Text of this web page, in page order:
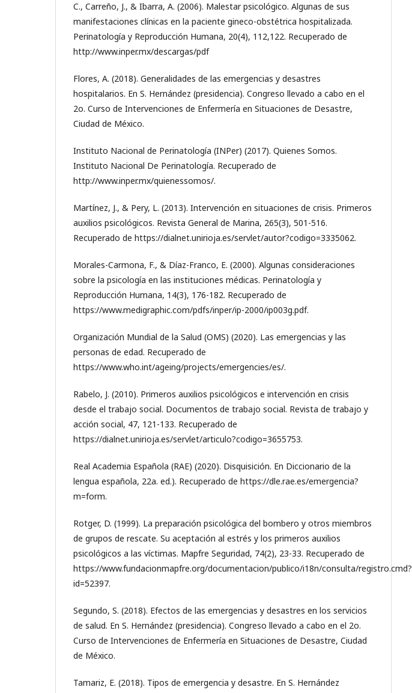
C., Carreño, J., & Ibarra, A. (2006). Malestar psicológico. Algunas de sus
manifestaciones clínicas en la paciente gineco-obstétrica hospitalizada.
Perinatología y Reproducción Humana, 20(4), 112,122. Recuperado de
http://www.inper.mx/descargas/pdf
Flores, A. (2018). Generalidades de las emergencias y desastres
hospitalarios. En S. Hernández (presidencia). Congreso llevado a cabo en el
2o. Curso de Intervenciones de Enfermería en Situaciones de Desastre,
Ciudad de México.
Instituto Nacional de Perinatología (INPer) (2017). Quienes Somos.
Instituto Nacional De Perinatología. Recuperado de
http://www.inper.mx/quienessomos/.
Martínez, J., & Pery, L. (2013). Intervención en situaciones de crisis. Primeros
auxilios psicológicos. Revista General de Marina, 265(3), 501-516.
Recuperado de https://dialnet.unirioja.es/servlet/autor?codigo=3335062.
Morales-Carmona, F., & Díaz-Franco, E. (2000). Algunas consideraciones
sobre la psicología en las instituciones médicas. Perinatología y
Reproducción Humana, 14(3), 176-182. Recuperado de
https://www.medigraphic.com/pdfs/inper/ip-2000/ip003g.pdf.
Organización Mundial de la Salud (OMS) (2020). Las emergencias y las
personas de edad. Recuperado de
https://www.who.int/ageing/projects/emergencies/es/.
Rabelo, J. (2010). Primeros auxilios psicológicos e intervención en crisis
desde el trabajo social. Documentos de trabajo social. Revista de trabajo y
acción social, 47, 121-133. Recuperado de
https://dialnet.unirioja.es/servlet/articulo?codigo=3655753.
Real Academia Española (RAE) (2020). Disquisición. En Diccionario de la
lengua española, 22a. ed.). Recuperado de https://dle.rae.es/emergencia?
m=form.
Rotger, D. (1999). La preparación psicológica del bombero y otros miembros
de grupos de rescate. Su aceptación al estrés y los primeros auxilios
psicológicos a las víctimas. Mapfre Seguridad, 74(2), 23-33. Recuperado de
https://www.fundacionmapfre.org/documentacion/publico/i18n/consulta/registro.cmd?
id=52397.
Segundo, S. (2018). Efectos de las emergencias y desastres en los servicios
de salud. En S. Hernández (presidencia). Congreso llevado a cabo en el 2o.
Curso de Intervenciones de Enfermería en Situaciones de Desastre, Ciudad
de México.
Tamariz, E. (2018). Tipos de emergencia y desastre. En S. Hernández